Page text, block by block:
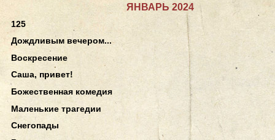
ЯНВАРЬ 2024
125
Дождливым вечером...
Воскресение
Саша, привет!
Божественная комедия
Маленькие трагедии
Снегопады